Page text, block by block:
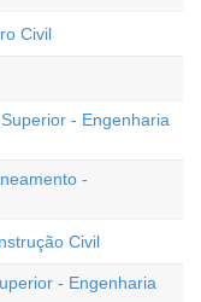
Civil
- Engenharia
-
Civil
- Engenharia